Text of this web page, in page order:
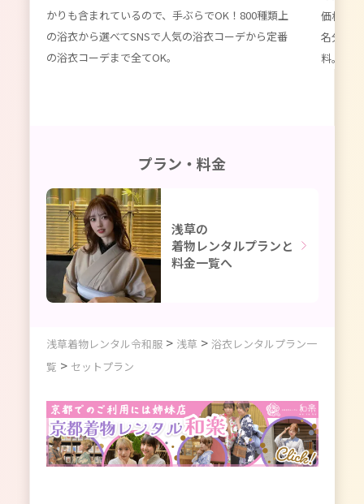
かりも含まれているので、手ぶらでOK！800種類上
の浴衣から選べてSNSで人気の浴衣コーデから定番
の浴衣コーデまで全てOK。
価格。
名分の
料。か
プラン・料金
浅草の
着物レンタルプランと
料金一覧へ
浅草着物レンタル令和服> 浅草> 浴衣レンタルプラン一
覧 > セットプラン